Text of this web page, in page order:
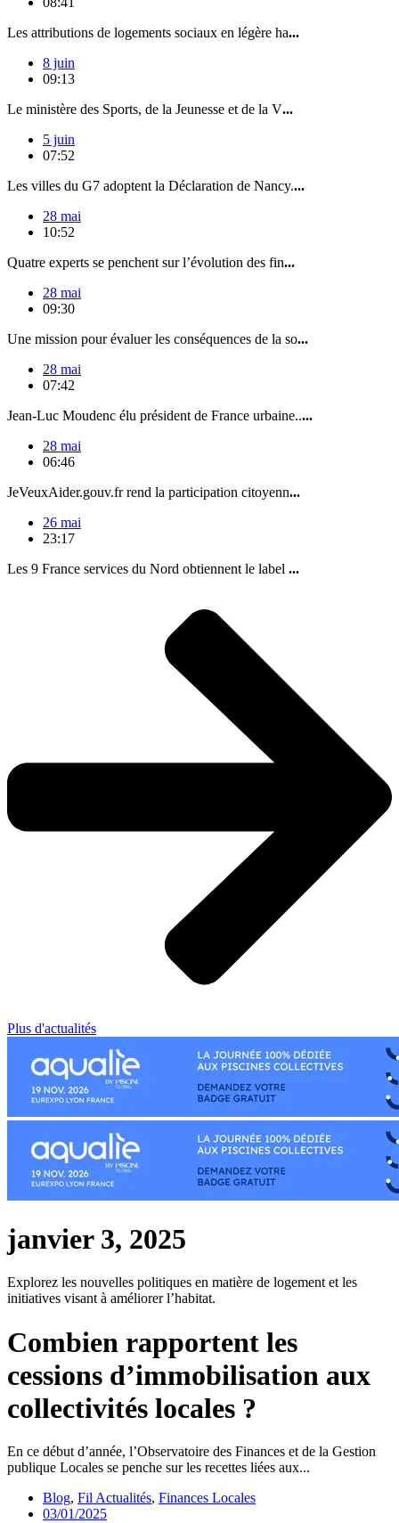
Les attributions de logements sociaux en légère ha...
8 juin
09:13
Le ministère des Sports, de la Jeunesse et de la V...
5 juin
07:52
Les villes du G7 adoptent la Déclaration de Nancy....
28 mai
10:52
Quatre experts se penchent sur l’évolution des fin...
28 mai
09:30
Une mission pour évaluer les conséquences de la so...
28 mai
07:42
Jean-Luc Moudenc élu président de France urbaine.....
28 mai
06:46
JeVeuxAider.gouv.fr rend la participation citoyenn...
26 mai
23:17
Les 9 France services du Nord obtiennent le label ...
Plus d'actualités
janvier 3, 2025
Explorez les nouvelles politiques en matière de logement et les
initiatives visant à améliorer l’habitat.
Combien rapportent les
cessions d’immobilisation aux
collectivités locales ?
En ce début d’année, l’Observatoire des Finances et de la Gestion
publique Locales se penche sur les recettes liées aux...
Blog, Fil Actualités, Finances Locales
03/01/2025